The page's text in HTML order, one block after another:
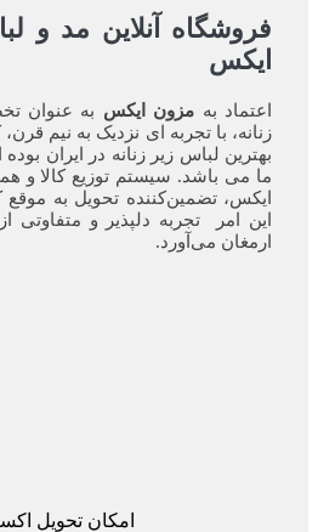
فروشگاه آنلاین مد و
ایکس
اعتماد بهمزون ایکس به عنوان
زنانه، با تجربه ای نزدیک به نیم قرن، که
بهترین لباس زیر زنانه در ایران بوده
ما می باشد. سیستم توزیع کالا و
ایکس، تضمین‌کننده‌ تحویل به موقع
این امر تجربه‌ دلپذیر و متفاوتی از
ارمغان می‌آورد.
امکان تحویل